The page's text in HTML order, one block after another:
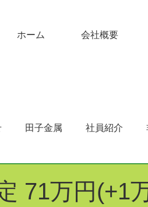
ホーム 会社概要
田子金属 社員紹介
71万円(+1